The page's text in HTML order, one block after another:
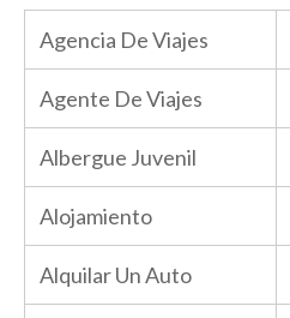
Agencia De Viajes
Agente De Viajes
Albergue Juvenil
Alojamiento
Alquilar Un Auto